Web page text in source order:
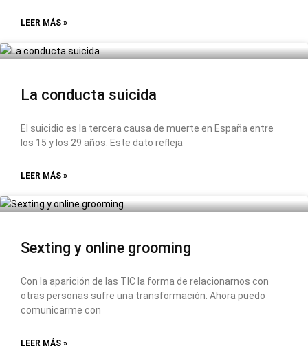
LEER MÁS »
La conducta suicida
El suicidio es la tercera causa de muerte en España entre
los 15 y los 29 años. Este dato refleja
LEER MÁS »
Sexting y online grooming
Con la aparición de las TIC la forma de relacionarnos con
otras personas sufre una transformación. Ahora puedo
comunicarme con
LEER MÁS »